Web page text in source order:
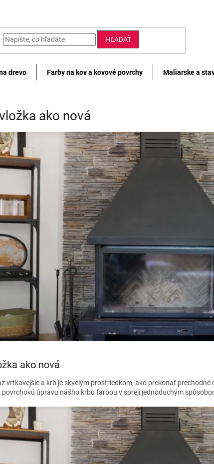
HĽADAŤ
drevo Farby na kov a kovové povrchy Maliarske a
ako nová
ako nová
vrtkavejšie a krb je skvelým prostriedkom, ako prekonať
povrchovú úpravu nášho krbu farbou v spreji jednoduchým